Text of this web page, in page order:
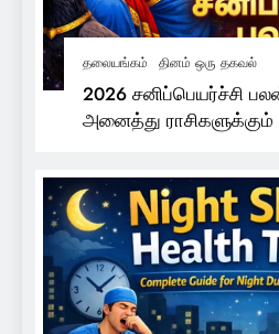
தலையங்கம் தினம் ஒரு தகவல்
2026 சனிப்பெயர்ச்சி
அனைத்து ராசிகளுக்கும்